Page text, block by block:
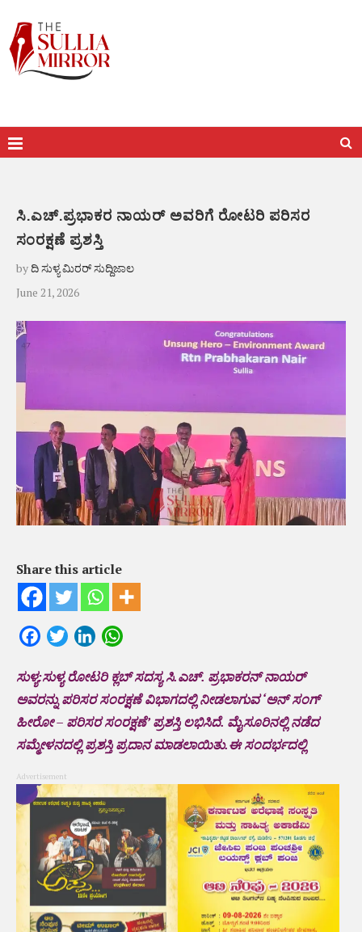
ಸಿ.ಎಚ್.ಪ್ರಭಾಕರ ನಾಯರ್ ಅವರಿಗೆ ರೋಟರಿ ಪರಿಸರ
ಸಂರಕ್ಷಣೆ ಪ್ರಶಸ್ತಿ
byದಿ ಸುಳ್ಯ ಮಿರರ್ ಸುದ್ದಿಜಾಲ
June 21, 2026
Share this article
FacebookTwitterLinkedIn
ಸುಳ್ಯ:ಸುಳ್ಯ ರೋಟರಿ ಕ್ಲಬ್ ಸದಸ್ಯ ಸಿ.ಎಚ್. ಪ್ರಭಾಕರನ್ ನಾಯರ್
ಅವರನ್ನು ಪರಿಸರ ಸಂರಕ್ಷಣೆ ವಿಭಾಗದಲ್ಲಿ ನೀಡಲಾಗುವ ‘ಅನ್ ಸಂಗ್
ಹೀರೋ – ಪರಿಸರ ಸಂರಕ್ಷಣೆ’ ಪ್ರಶಸ್ತಿ ಲಭಿಸಿದೆ. ಮೈಸೂರಿನಲ್ಲಿ ನಡೆದ
ಸಮ್ಮೇಳನದಲ್ಲಿ ಪ್ರಶಸ್ತಿ ಪ್ರದಾನ ಮಾಡಲಾಯಿತು.ಈ ಸಂದರ್ಭದಲ್ಲಿ
Advertisement